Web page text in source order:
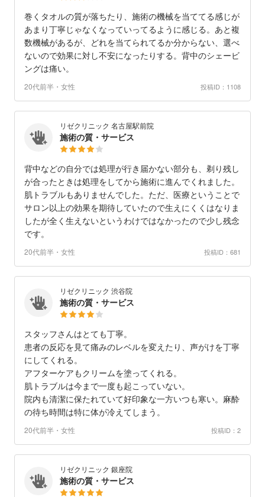
巻くタオルの質が落ちたり、施術の機械を当ててる感じが
あまり丁寧じゃなくなっていってるように感じる。あと複
数機械があるが、どれを当てられてるか分からない、選べ
ないので効果に対し不安になったりする。背中のシェービ
ングは痛い。
20代前半・女性 投稿ID：1108
リゼクリニック 名古屋駅前院
施術の質・サービス
背中などの自分では処理が行き届かない部分も、剃り残し
が合ったときは処理をしてから施術に進んでくれました。
肌トラブルもありませんでした。ただ、医療ということで
サロン以上の効果を期待していたので生えにくくはなりま
したが全く生えないというわけではなかったので少し残念
です。
20代前半・女性 投稿ID：681
リゼクリニック 渋谷院
施術の質・サービス
スタッフさんはとても丁寧。
患者の反応を見て痛みのレベルを変えたり、声がけを丁寧
にしてくれる。
アフターケアもクリームを塗ってくれる。
肌トラブルは今まで一度も起こっていない。
院内も清潔に保たれていて好印象な一方いつも寒い。麻酔
の待ち時間は特に体が冷えてしまう。
20代前半・女性 投稿ID：2
リゼクリニック 銀座院
施術の質・サービス